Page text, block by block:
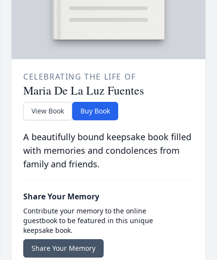
CELEBRATING THE LIFE OF
Maria De La Luz Fuentes
View Book Buy Book
A beautifully bound keepsake book filled
with memories and condolences from
family and friends.
Share Your Memory
Contribute your memory to the online
guestbook to be featured in this unique
keepsake book.
Share Your Memory